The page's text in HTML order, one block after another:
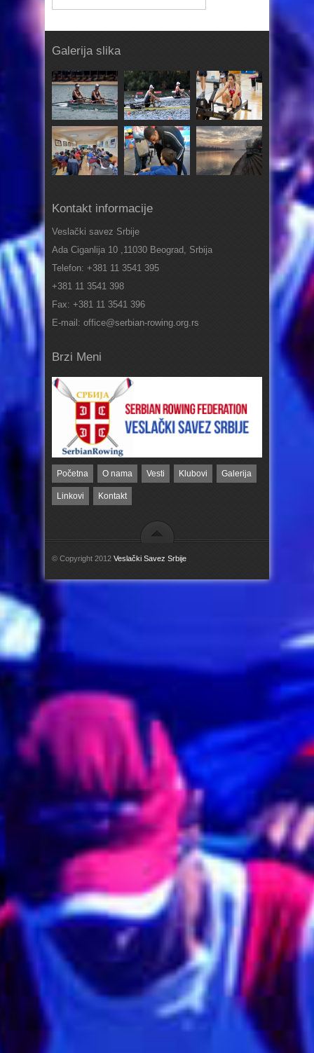
Galerija slika
Kontakt informacije
Veslački savez Srbije
Ada Ciganlija 10 ,11030 Beograd, Srbija
Telefon: +381 11 3541 395
+381 11 3541 398
Fax: +381 11 3541 396
E-mail: office@serbian-rowing.org.rs
Brzi Meni
Početna O nama Vesti Klubovi Galerija
Linkovi Kontakt
© Copyright 2012 Veslački Savez Srbije